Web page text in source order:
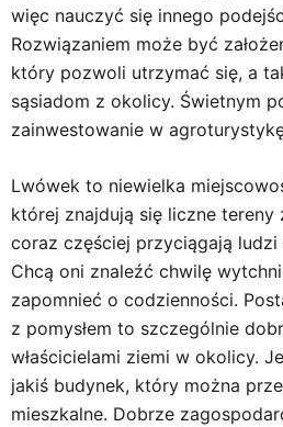
więc nauczyć się innego
Rozwiązaniem może być
który pozwoli utrzymać się, a
sąsiadom z okolicy. Świetnym
zainwestowanie w
Lwówek to niewielka
której znajdują się liczne tereny
coraz częściej przyciągają ludzi
Chcą oni znaleźć chwilę
zapomnieć o codzienności.
z pomysłem to szczególnie
właścicielami ziemi w okolicy.
jakiś budynek, który można
mieszkalne. Dobrze